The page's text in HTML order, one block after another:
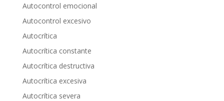
Autocontrol emocional
Autocontrol excesivo
Autocrítica
Autocrítica constante
Autocrítica destructiva
Autocrítica excesiva
Autocrítica severa